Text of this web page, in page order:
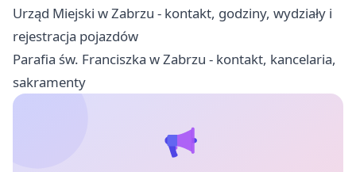
Urząd Miejski w Zabrzu - kontakt, godziny, wydziały i
rejestracja pojazdów
Parafia św. Franciszka w Zabrzu - kontakt, kancelaria,
sakramenty